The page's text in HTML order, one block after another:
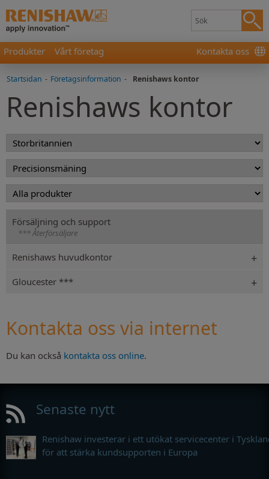
Produkter Vårt företag Kontakta oss
Startsidan - Företagsinformation - Renishaws kontor
Renishaws kontor
Försäljning och support
*** Återförsäljare
Renishaws huvudkontor
Gloucester ***
Kontakta oss via internet
Du kan också kontakta oss online.
Senaste nytt
Renishaw investerar i ett utökat servicecenter i
för att stärka kundsupporten i Europa